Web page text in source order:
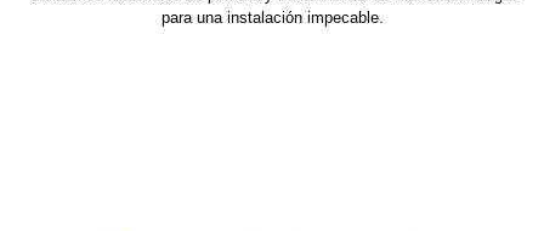
para una instalación impecable.